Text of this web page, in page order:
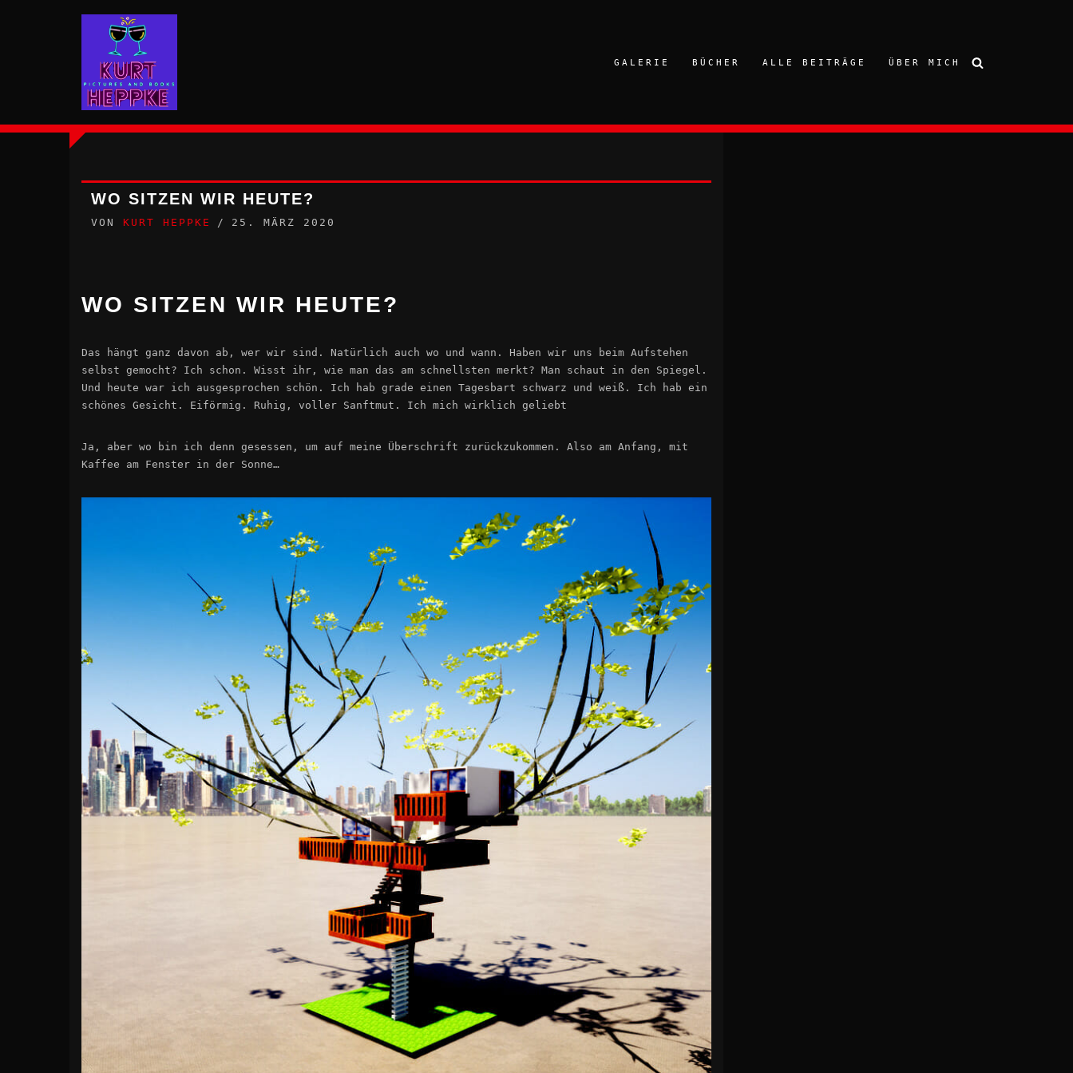
GALERIE BÜCHER ALLE BEITRÄGE ÜBER MICH
WO SITZEN WIR HEUTE?
VON KURT HEPPKE 25. MÄRZ 2020
WO SITZEN WIR HEUTE?
Das hängt ganz davon ab, wer wir sind. Natürlich auch wo und wann. Haben wir uns beim Aufstehen
selbst gemocht? Ich schon. Wisst ihr, wie man das am schnellsten merkt? Man schaut in den Spiegel.
Und heute war ich ausgesprochen schön. Ich hab grade einen Tagesbart schwarz und weiß. Ich hab ein
schönes Gesicht. Eiförmig. Ruhig, voller Sanftmut. Ich mich wirklich geliebt
Ja, aber wo bin ich denn gesessen, um auf meine Überschrift zurückzukommen. Also am Anfang, mit
Kaffee am Fenster in der Sonne…